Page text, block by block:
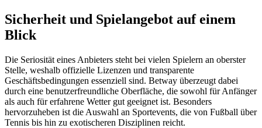
Sicherheit und Spielangebot auf einem
Blick
Die Seriosität eines Anbieters steht bei vielen Spielern an oberster
Stelle, weshalb offizielle Lizenzen und transparente
Geschäftsbedingungen essenziell sind. Betway überzeugt dabei
durch eine benutzerfreundliche Oberfläche, die sowohl für Anfänger
als auch für erfahrene Wetter gut geeignet ist. Besonders
hervorzuheben ist die Auswahl an Sportevents, die von Fußball über
Tennis bis hin zu exotischeren Disziplinen reicht.